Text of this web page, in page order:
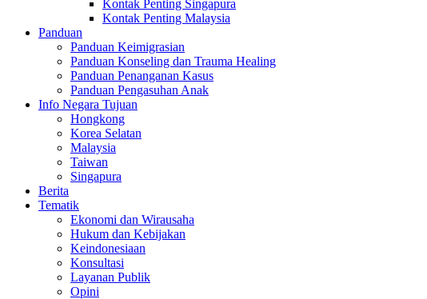
Kontak Penting Singapura
Kontak Penting Malaysia
Panduan
Panduan Keimigrasian
Panduan Konseling dan Trauma Healing
Panduan Penanganan Kasus
Panduan Pengasuhan Anak
Info Negara Tujuan
Hongkong
Korea Selatan
Malaysia
Taiwan
Singapura
Berita
Tematik
Ekonomi dan Wirausaha
Hukum dan Kebijakan
Keindonesiaan
Konsultasi
Layanan Publik
Opini